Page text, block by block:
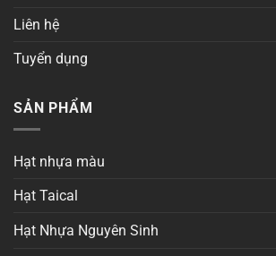
Liên hệ
Tuyển dụng
SẢN PHẨM
Hạt nhựa màu
Hạt Taical
Hạt Nhựa Nguyên Sinh